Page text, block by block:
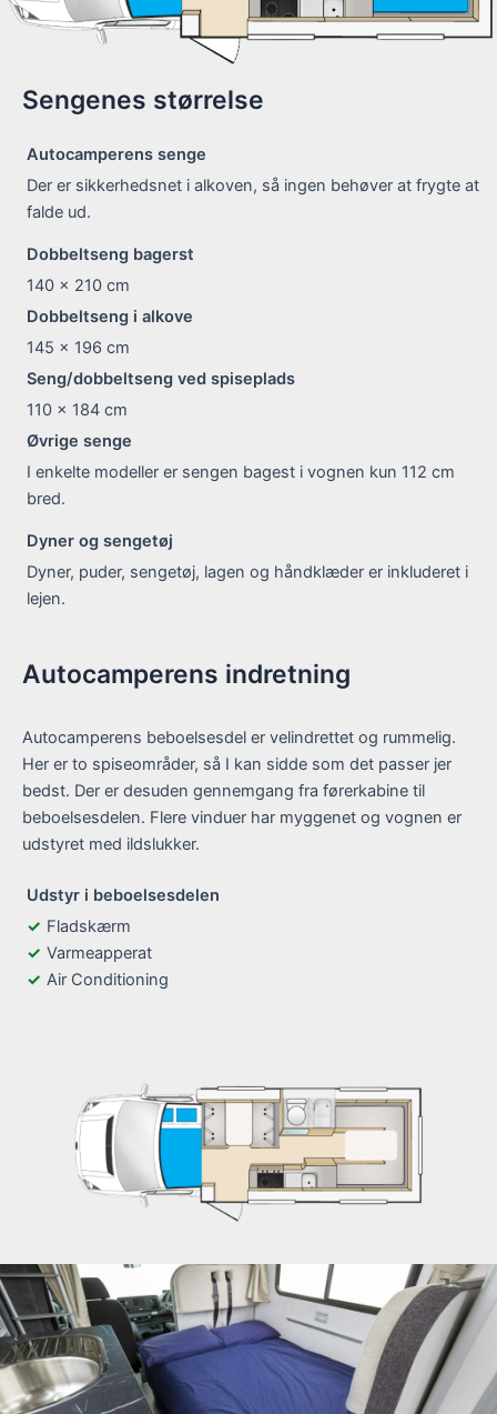
Sengenes størrelse
Autocamperens senge
Der er sikkerhedsnet i alkoven, så ingen behøver at frygte at
falde ud.
Dobbeltseng bagerst
140 x 210 cm
Dobbeltseng i alkove
145 x 196 cm
Seng/dobbeltseng ved spiseplads
110 x 184 cm
Øvrige senge
I enkelte modeller er sengen bagest i vognen kun 112 cm
bred.
Dyner og sengetøj
Dyner, puder, sengetøj, lagen og håndklæder er inkluderet i
lejen.
Autocamperens indretning
Autocamperens beboelsesdel er velindrettet og rummelig.
Her er to spiseområder, så I kan sidde som det passer jer
bedst. Der er desuden gennemgang fra førerkabine til
beboelsesdelen. Flere vinduer har myggenet og vognen er
udstyret med ildslukker.
Udstyr i beboelsesdelen
Fladskærm
Varmeapperat
Air Conditioning